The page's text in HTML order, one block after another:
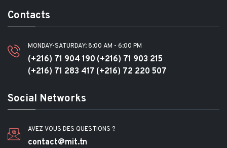
Contacts
MONDAY-SATURDAY: 8:00 AM - 6:00 PM
(+216) 71 904 190 (+216) 71 903 215
(+216) 71 283 417 (+216) 72 220 507
Social Networks
AVEZ VOUS DES QUESTIONS ?
contact@mit.tn